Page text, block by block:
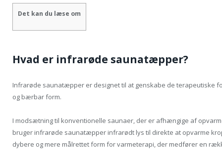
Det kan du læse om
Hvad er infrarøde saunatæpper?
Infrarøde saunatæpper er designet til at genskabe de terapeutiske
og bærbar form.
I modsætning til konventionelle saunaer, der er afhængige af
bruger infrarøde saunatæpper infrarødt lys til direkte at opvarme
dybere og mere målrettet form for varmeterapi, der medfører en